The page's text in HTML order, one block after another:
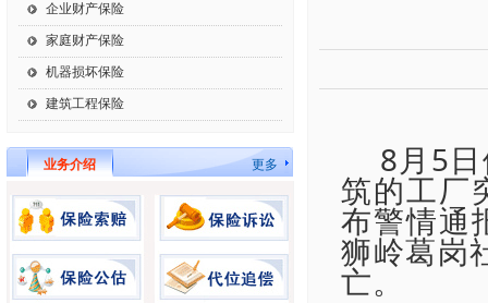
企业财产保险
家庭财产保险
机器损坏保险
建筑工程保险
业务介绍 更多 8月5
筑的工厂
布警情通
狮岭葛岗
亡。